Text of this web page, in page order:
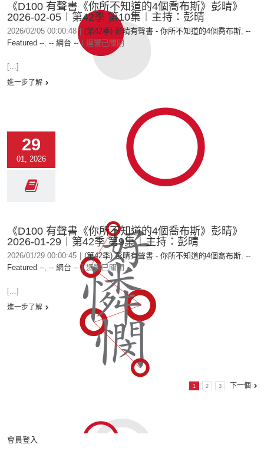
《D100 有聲書《你所不知道的4個喬布斯》彭晴》
2026-02-05︱第42季 第10集︱主持：彭晴
2026/02/05 00:00:48 (第42季) 彭晴有聲書 - 你所不知道的4個喬布斯, --
Featured --, -- 網台 -- 迴響已關閉
[...]
進一步了解
29
01, 2026
《D100 有聲書《你所不知道的4個喬布斯》彭晴》
2026-01-29︱第42季 第9集︱主持：彭晴
2026/01/29 00:00:45 (第42季) 彭晴有聲書 - 你所不知道的4個喬布斯, --
Featured --, -- 網台 -- 迴響已關閉
[...]
進一步了解
1 2 3 下一個
會員登入